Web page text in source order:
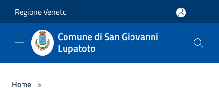
Regione Veneto
Comune di San Giovanni
Lupatoto
Home >